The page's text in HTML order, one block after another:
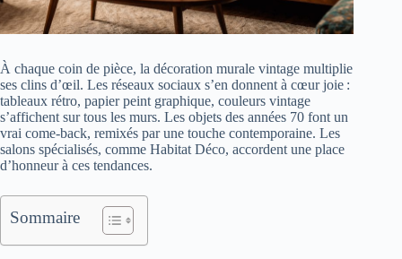
À chaque coin de pièce, la décoration murale vintage multiplie
ses clins d’œil. Les réseaux sociaux s’en donnent à cœur joie :
tableaux rétro, papier peint graphique, couleurs vintage
s’affichent sur tous les murs. Les objets des années 70 font un
vrai come-back, remixés par une touche contemporaine. Les
salons spécialisés, comme Habitat Déco, accordent une place
d’honneur à ces tendances.
Sommaire